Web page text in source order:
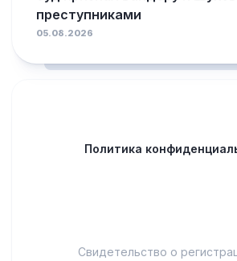
преступниками
05.08.2026
Политика
Свидетельство о